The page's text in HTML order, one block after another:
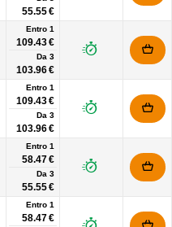
55.55 €
Entro 1
109.43 €
Da 3
103.96 €
Entro 1
109.43 €
Da 3
103.96 €
Entro 1
58.47 €
Da 3
55.55 €
Entro 1
58.47 €